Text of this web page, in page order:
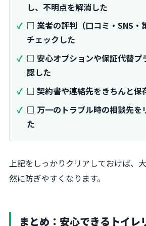
し、不明点を解消した
□ 業者の評判（口コミ・SNS・
チェックした
□ 安心オプションや保証代替プ
認した
□ 契約書や連絡先をきちんと保
□ 万一のトラブル時の相談先を
た
上記をしっかりクリアしておけば、
然に防ぎやすくなります。
まとめ：安心できるトイレ